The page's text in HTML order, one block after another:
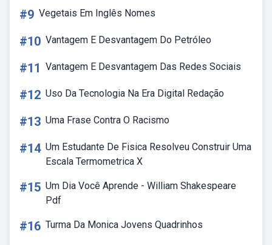
#9 Vegetais Em Inglês Nomes
#10 Vantagem E Desvantagem Do Petróleo
#11 Vantagem E Desvantagem Das Redes Sociais
#12 Uso Da Tecnologia Na Era Digital Redação
#13 Uma Frase Contra O Racismo
#14 Um Estudante De Fisica Resolveu Construir Uma
Escala Termometrica X
#15 Um Dia Você Aprende - William Shakespeare
Pdf
#16 Turma Da Monica Jovens Quadrinhos